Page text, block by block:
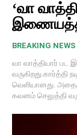
‘வா
BREAKING NEWS
வா வாத்தியார் பட
வருகிறது.கார்த்தி
வெளியானது.
கவனம் செலுத்தி